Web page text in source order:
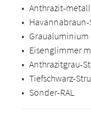
• Anthrazit-
•
• Graualuminium
• Eisenglimmer
• Anthrazitgrau-
• Tiefschwarz-
• Sonder-RAL